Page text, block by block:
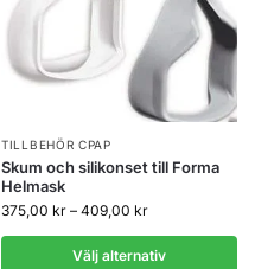
TILLBEHÖR CPAP
Skum och silikonset till Forma
Helmask
375,00 kr – 409,00 kr
Välj alternativ